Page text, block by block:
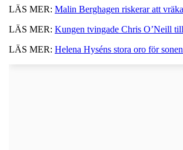
LÄS MER: Malin Berghagen riskerar att
LÄS MER: Kungen tvingade Chris O’Neill
LÄS MER: Helena Hyséns stora oro för